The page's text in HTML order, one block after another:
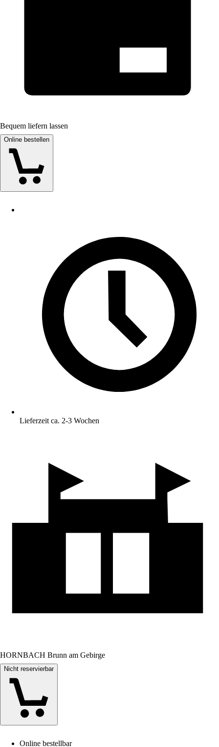
Bequem liefern lassen
Online bestellen
Lieferzeit ca. 2-3 Wochen
HORNBACH Brunn am Gebirge
Nicht reservierbar
Online bestellbar